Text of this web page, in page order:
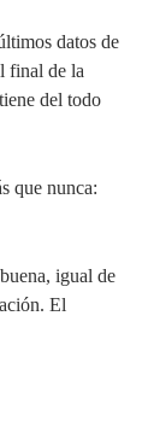
datos de
final de la
del todo
que nunca:
igual de
El